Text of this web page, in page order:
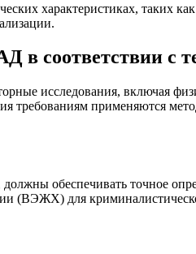
характеристиках, таких
в соответствии с
исследования, включая
требованиям применяются
обеспечивать точное
(ВЭЖХ) для